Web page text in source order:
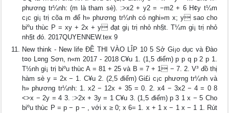
phương tr¼nh: (m là tham sè). :>x2 + y2 = −m2 + 6 H¢y t¼m
c¡c gi¡ trị cõa m để h» phương tr¼nh có nghi»m x; y sao cho
biºu thùc P = xy + 2x + y đạt gi¡ trị nhỏ nh§t. T¼m gi¡ trị nhỏ
nh§t đó. 2017QUYENNEW.tex 9
New think - New life ĐỀ THI VÀO LÎP 10 5 Sở Gi¡o dục và Đào
t¤o L¤ng Sơn, n«m 2017 - 2018 C¥u 1. (1,5 điểm) p p q p 2 p 1.
T½nh gi¡ trị biºu thùc A = 81 + 25 và B = 7 + 1 − 7. 2. V³ đồ thị
hàm sè y = 2x − 1. C¥u 2. (2,5 điểm) Gi£i c¡c phương tr¼nh và
h» phương tr¼nh: 1. x2 − 12x + 35 = 0. 2. x4 − 3x2 − 4 = 0 8
<>x − 2y = 4 3. :>2x + 3y = 1 C¥u 3. (1,5 điểm) p 3 1 x − 5 Cho
biºu thùc P = p − p − , với x ≥ 0; x 6= 1. x + 1 x − 1 x − 1 1. Rút